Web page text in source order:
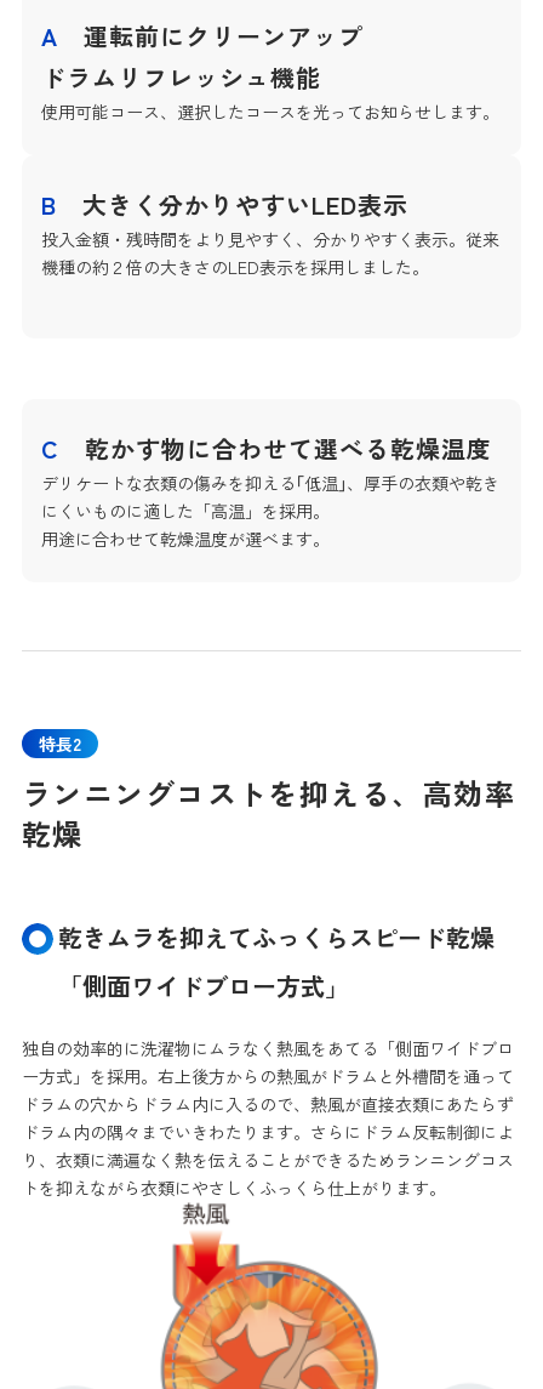
A
運転前にクリーンアップ
ドラムリフレッシュ機能
使用可能コース、選択したコースを光ってお知らせします。
B 大きく分かりやすいLED表示
投入金額・残時間をより見やすく、分かりやすく表示。従来
機種の約２倍の大きさのLED表示を採用しました。
C 乾かす物に合わせて選べる乾燥温度
デリケートな衣類の傷みを抑える｢低温｣、厚手の衣類や乾き
にくいものに適した「高温」を採用。
用途に合わせて乾燥温度が選べます。
特長2
ランニングコストを抑える、高効率
乾燥
乾きムラを抑えてふっくらスピード乾燥
「側面ワイドブロー方式」
独自の効率的に洗濯物にムラなく熱風をあてる「側面ワイドブロ
ー方式」を採用。右上後方からの熱風がドラムと外槽間を通って
ドラムの穴からドラム内に入るので、熱風が直接衣類にあたらず
ドラム内の隅々までいきわたります。さらにドラム反転制御によ
り、衣類に満遍なく熱を伝えることができるためランニングコス
トを抑えながら衣類にやさしくふっくら仕上がります。